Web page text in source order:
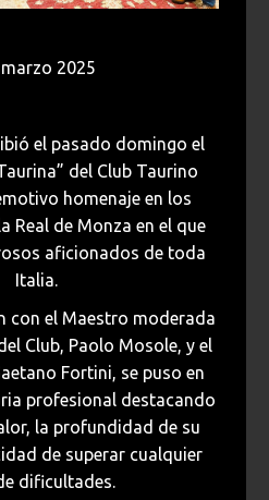
2025
el pasado domingo el
del Club Taurino
homenaje en los
Real de Monza en el que
aficionados de toda
Italia.
con el Maestro moderada
Club, Paolo Mosole, y el
Fortini, se puso en
profesional destacando
la profundidad de su
de superar cualquier
dificultades.